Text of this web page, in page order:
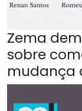
Zema
sobre
mudança